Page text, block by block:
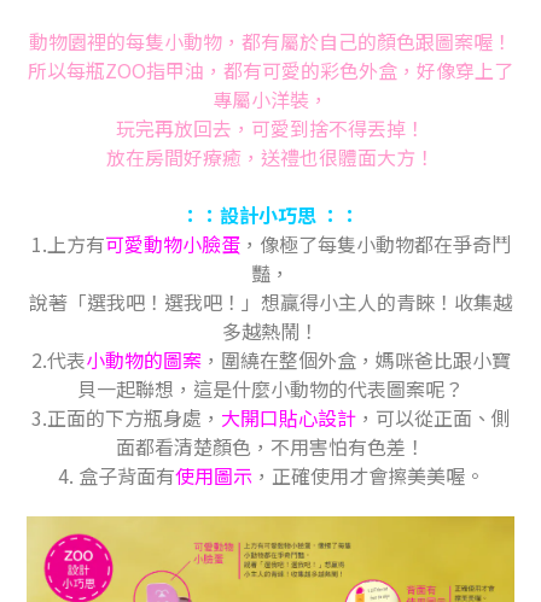
動物園裡的每隻小動物，都有屬於自己的顏色跟圖案喔！
所以每瓶ZOO指甲油，都有可愛的彩色外盒，好像穿上了
專屬小洋裝，
玩完再放回去，可愛到捨不得丟掉！
放在房間好療癒，送禮也很體面大方！
：：設計小巧思 ：：
1.上方有可愛動物小臉蛋，像極了每隻小動物都在爭奇鬥
豔，
說著「選我吧！選我吧！」想贏得小主人的青睞！收集越
多越熱鬧！
2.代表小動物的圖案，圍繞在整個外盒，媽咪爸比跟小寶
貝一起聯想， 這是什麼小動物的代表圖案呢？
3.正面的下方瓶身處， 大開口貼心設計，可以從正面、側
面都看清楚顏色，不用害怕有色差！
4. 盒子背面有使用圖示 ，正確使用才會擦美美喔。